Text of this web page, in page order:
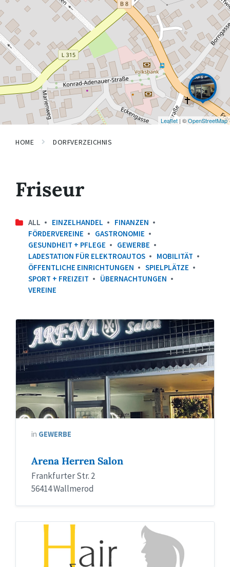
Leaflet | ©OpenStreetMap
HOME DORFVERZEICHNIS
Friseur
ALL EINZELHANDEL
FINANZEN
FÖRDERVEREINE
GASTRONOMIE
GESUNDHEIT + PFLEGE
GEWERBE
LADESTATION FÜR ELEKTROAUTOS
MOBILITÄT
ÖFFENTLICHE EINRICHTUNGEN
SPIELPLÄTZE
SPORT + FREIZEIT
ÜBERNACHTUNGEN
VEREINE
in GEWERBE
Arena Herren Salon
Frankfurter Str. 2
56414 Wallmerod